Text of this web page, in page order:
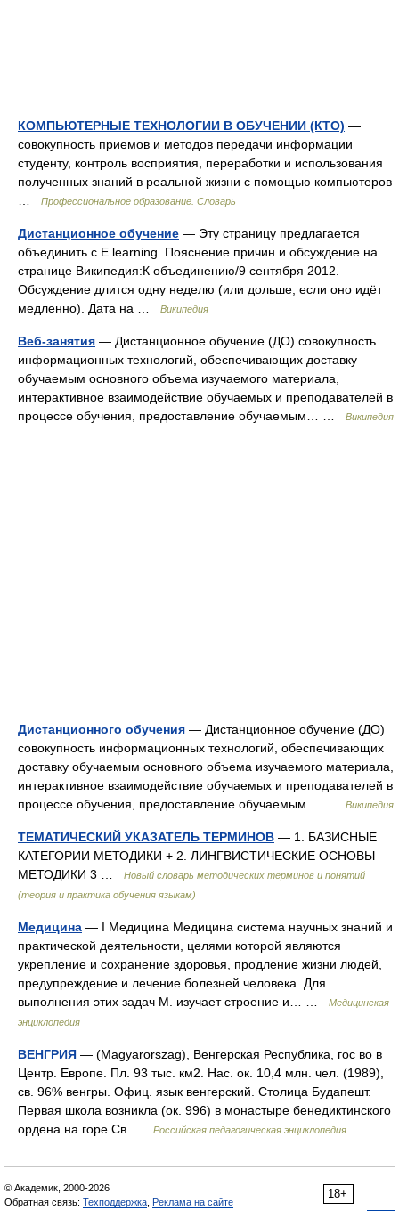
КОМПЬЮТЕРНЫЕ ТЕХНОЛОГИИ В ОБУЧЕНИИ (КТО) —
совокупность приемов и методов передачи информации
студенту, контроль восприятия, переработки и использования
полученных знаний в реальной жизни с помощью компьютеров
Профессиональное образование. Словарь
Дистанционное обучение — Эту страницу предлагается
объединить с E learning. Пояснение причин и обсуждение на
странице Википедия:К объединению/9 сентября 2012.
Обсуждение длится одну неделю (или дольше, если оно идёт
медленно). Дата на …
Википедия
Веб-занятия — Дистанционное обучение (ДО) совокупность
информационных технологий, обеспечивающих доставку
обучаемым основного объема изучаемого материала,
интерактивное взаимодействие обучаемых и преподавателей в
процессе обучения, предоставление обучаемым… …
Википедия
Дистанционного обучения — Дистанционное обучение (ДО)
совокупность информационных технологий, обеспечивающих
доставку обучаемым основного объема изучаемого материала,
интерактивное взаимодействие обучаемых и преподавателей в
процессе обучения, предоставление обучаемым… …
Википедия
ТЕМАТИЧЕСКИЙ УКАЗАТЕЛЬ ТЕРМИНОВ — 1. БАЗИСНЫЕ
КАТЕГОРИИ МЕТОДИКИ + 2. ЛИНГВИСТИЧЕСКИЕ ОСНОВЫ
МЕТОДИКИ 3 …
Новый словарь методических терминов и понятий
(теория и практика обучения языкам)
Медицина — I Медицина Медицина система научных знаний и
практической деятельности, целями которой являются
укрепление и сохранение здоровья, продление жизни людей,
предупреждение и лечение болезней человека. Для
выполнения этих задач М. изучает строение и… …
Медицинская
энциклопедия
ВЕНГРИЯ — (Magyarorszag), Венгерская Республика, гос во в
Центр. Европе. Пл. 93 тыс. км2. Нас. ок. 10,4 млн. чел. (1989),
св. 96% венгры. Офиц. язык венгерский. Столица Будапешт.
Первая школа возникла (ок. 996) в монастыре бенедиктинского
ордена на горе Св …
Российская педагогическая энциклопедия
18+
© Академик, 2000-2026
Обратная связь: Техподдержка Реклама на сайте